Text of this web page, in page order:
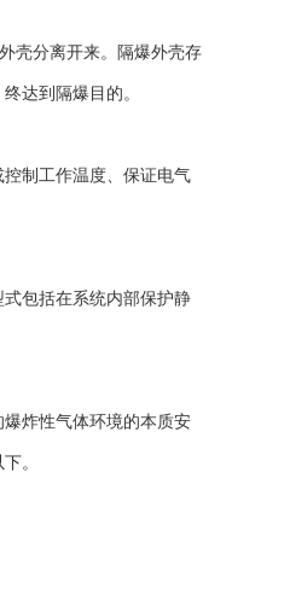
壳分离开来。隔爆外壳存
达到隔爆目的。
制工作温度、保证电气
包括在系统内部保护静
炸性气体环境的本质安
。